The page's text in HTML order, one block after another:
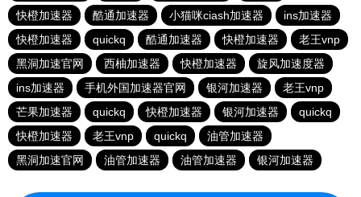
快橙加速器
酷通加速器 小猫咪ciash加速器
ins加速器
快橙加速器
quickq 酷通加速器 快橙加速器
老王vnp
黑洞加速官网
西柚加速器 快橙加速器
旋风加速度器
ins加速器
手机外国加速器官网 银河加速器
老王vnp
芒果加速器
quickq 快橙加速器 银河加速器
quickq
快橙加速器
老王vnp quickq
油管加速器
黑洞加速官网
油管加速器 油管加速器 银河加速器